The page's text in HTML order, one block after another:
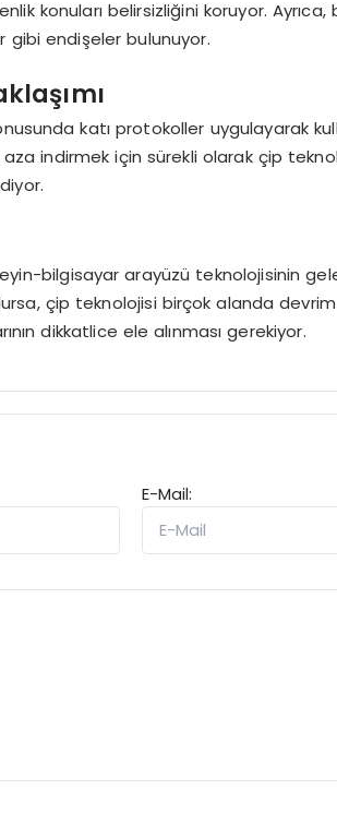
konuları belirsizliğini koruyor. Ayrıca,
gibi endişeler bulunuyor.
katı protokoller uygulayarak
indirmek için sürekli olarak çip
bilgisayar arayüzü teknolojisinin
çip teknolojisi birçok alanda
dikkatlice ele alınması gerekiyor.
E-Mail: